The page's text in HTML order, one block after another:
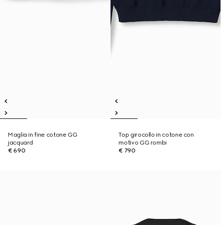
Maglia in fine cotone GG
jacquard
€ 690
Top girocollo in cotone con
motivo GG rombi
€ 790